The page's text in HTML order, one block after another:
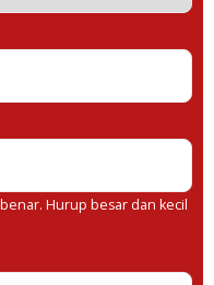
Hurup besar dan kecil